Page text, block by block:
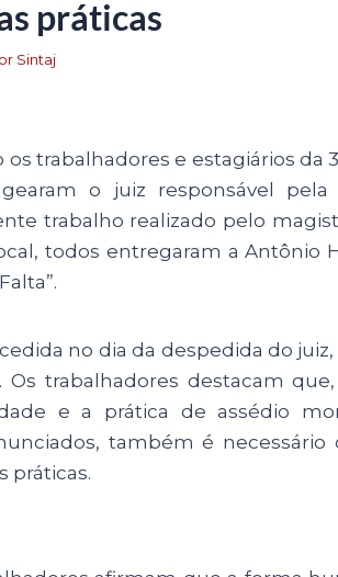
práticas
Sintaj
os trabalhadores e estagiários da
o juiz responsável
trabalho realizado pelo
todos entregaram a Antônio
no dia da despedida do
Os trabalhadores destacam
e a prática de assédio
também é
práticas.